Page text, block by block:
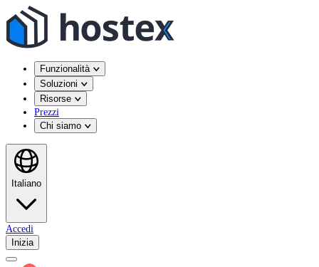
Funzionalità
Soluzioni
Risorse
Prezzi
Chi siamo
Italiano
Accedi
Inizia